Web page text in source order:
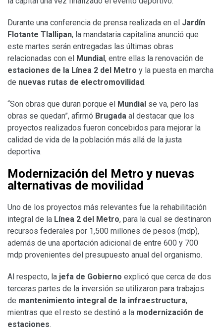
Durante una conferencia de prensa realizada en el Jardín
Flotante Tlallipan, la mandataria capitalina anunció que
este martes serán entregadas las últimas obras
relacionadas con el Mundial, entre ellas la renovación de
estaciones de la Línea 2 del Metro y la puesta en marcha
de nuevas rutas de electromovilidad.
“Son obras que duran porque el Mundial se va, pero las
obras se quedan”, afirmó Brugada al destacar que los
proyectos realizados fueron concebidos para mejorar la
calidad de vida de la población más allá de la justa
deportiva.
Modernización del Metro y nuevas
alternativas de movilidad
Uno de los proyectos más relevantes fue la rehabilitación
integral de la Línea 2 del Metro, para la cual se destinaron
recursos federales por 1,500 millones de pesos (mdp),
además de una aportación adicional de entre 600 y 700
mdp provenientes del presupuesto anual del organismo.
Al respecto, la jefa de Gobierno explicó que cerca de dos
terceras partes de la inversión se utilizaron para trabajos
de mantenimiento integral de la infraestructura,
mientras que el resto se destinó a la modernización de
estaciones.